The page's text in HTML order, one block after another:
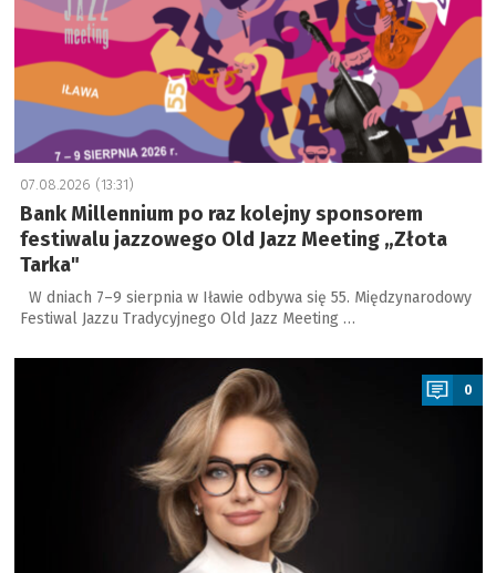
07.08.2026 (13:31)
Bank Millennium po raz kolejny sponsorem
festiwalu jazzowego Old Jazz Meeting „Złota
Tarka"
W dniach 7–9 sierpnia w Iławie odbywa się 55. Międzynarodowy
Festiwal Jazzu Tradycyjnego Old Jazz Meeting …
a
0